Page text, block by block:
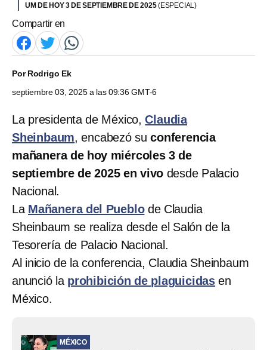
UM DE HOY 3 DE SEPTIEMBRE DE 2025(ESPECIAL)
Compartir en
PorRodrigo Ek
septiembre 03, 2025 a las 09:36 GMT-6
La presidenta de México,Claudia
Sheinbaum, encabezó suconferencia
mañanera de hoy miércoles 3 de
septiembre de 2025 en vivo desde Palacio
Nacional.
La Mañanera del Pueblode Claudia
Sheinbaum se realiza desde el Salón de la
Tesorería de Palacio Nacional.
Al inicio de la conferencia, Claudia Sheinbaum
anunció la prohibición de plaguicidas en
México.
MÉXICO